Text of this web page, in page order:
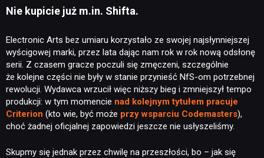
Nie kupicie już m.in. Shifta.
Electronic Arts bez umiaru korzystało ze swojej najsłynniejszej
wyścigowej marki, przez lata dając nam rok w rok nową odsłonę
serii. Z czasem gracze poczuli się zmęczeni, szczególnie
że kolejne części nie były w stanie przynieść NfS-om potrzebnej
rewolucji. Wydawca wrzucił więc niższy bieg i zmniejszył tempo
produkcji: w tym momencie nad kolejnym tytułem pracuje
Criterion (kto wie, być może przy wsparciu Codemasters),
choć żadnej oficjalnej zapowiedzi jeszcze nie usłyszeliśmy.
Skupmy się jednak przez chwilę na przeszłości, bo – jak się